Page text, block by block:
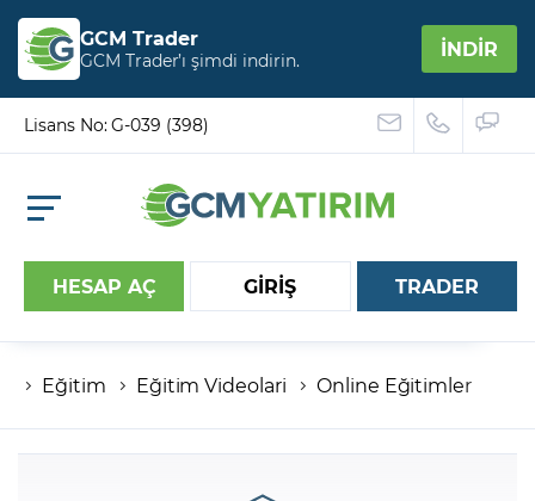
GCM Trader
GCM Trader’ı şimdi indirin. İNDİR
Lisans No: G-039 (398)
HESAP AÇ GİRİŞ
Hesap numaranız
Şifreniz
TRADER
Eğitim Eğitim Videolari Online Eğitimler